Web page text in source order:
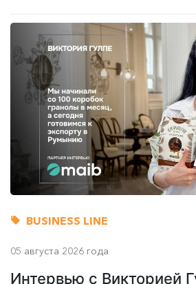
BUSINESS LINE
05 августа 2026 года
Интервью с Викторией